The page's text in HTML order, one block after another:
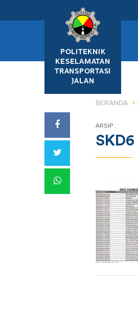
POLITEKNIK
KESELAMATAN
TRANSPORTASI
JALAN
BERANDA
ARSIP :
SKD6